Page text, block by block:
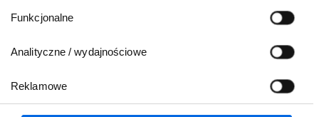
Funkcjonalne
Analityczne / wydajnościowe
Reklamowe